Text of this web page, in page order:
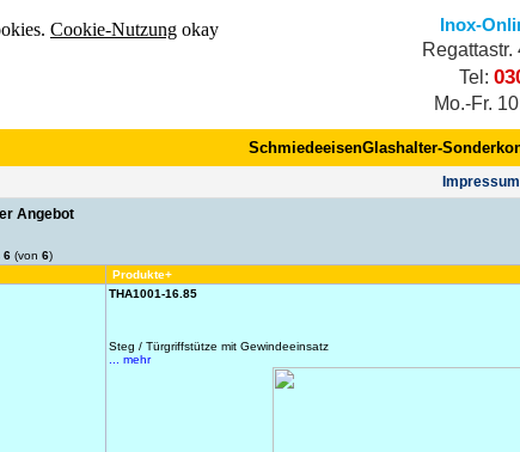
Cookie-Nutzung okay
Inox-
Tel:
Mo.-Fr.
SchmiedeeisenGlashalter-
Impres­sum
Angebot
6 (von 6)
Produkte+
THA1001-16.85
Steg / Türgriffstütze mit Gewindeeinsatz
... mehr